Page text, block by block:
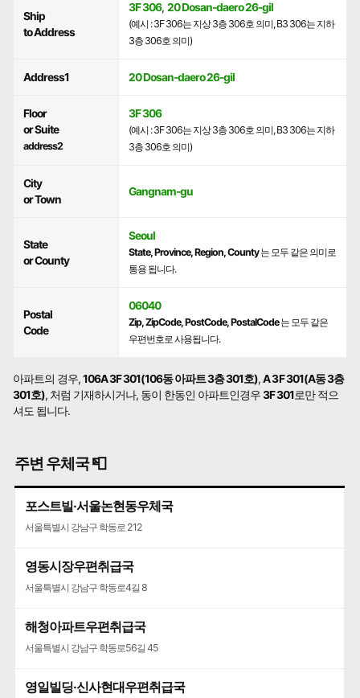
Ship
to Address
3F 306, 20 Dosan-daero 26-gil
(예시 : 3F 306는 지상 3층 306호 의미, B3 306는 지하
3층 306호 의미)
Address1 20 Dosan-daero 26-gil
Floor
or Suite
address2
3F 306
(예시 : 3F 306는 지상 3층 306호 의미, B3 306는 지하
3층 306호 의미)
City
or Town
Gangnam-gu
State
or County
Seoul
State, Province, Region, County는 모두 같은 의미로
통용 됩니다.
Postal
Code
06040
Zip, ZipCode, PostCode, PostalCode는 모두 같은
우편번호로 사용됩니다.
아파트의 경우,106A 3F 301(106동 아파트 3층 301호),A 3F 301(A동 3층
301호), 처럼 기재하시거나, 동이 한동인 아파트인경우3F 301로만 적으
셔도 됩니다.
주변 우체국 📮
포스트빌·서울논현동우체국
서울특별시 강남구 학동로 212
영동시장우편취급국
서울특별시 강남구 학동로4길 8
해청아파트우편취급국
서울특별시 강남구 학동로56길 45
영일빌딩·신사현대우편취급국